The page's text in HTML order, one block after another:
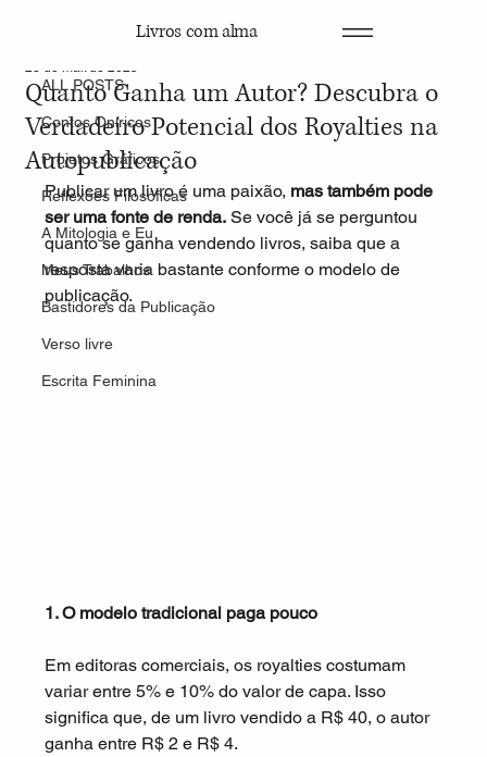
Livros com alma
ALL POSTS
Contos Oníricos
Projetos Gráficos
Reflexões Filosóficas
A Mitologia e Eu
Meus Trabalhos
Bastidores da Publicação
Verso livre
Escrita Feminina
Quanto Ganha um Autor? Descubra o
Verdadeiro Potencial dos Royalties na
Autopublicação
28 de mai. de 2025
Publicar um livro é uma paixão, mas também pode
ser uma fonte de renda. Se você já se perguntou
quanto se ganha vendendo livros, saiba que a
resposta varia bastante conforme o modelo de
publicação.
1. O modelo tradicional paga pouco
Em editoras comerciais, os royalties costumam
variar entre 5% e 10% do valor de capa. Isso
significa que, de um livro vendido a R$ 40, o autor
ganha entre R$ 2 e R$ 4.